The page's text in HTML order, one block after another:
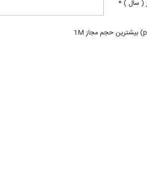
( سال )*